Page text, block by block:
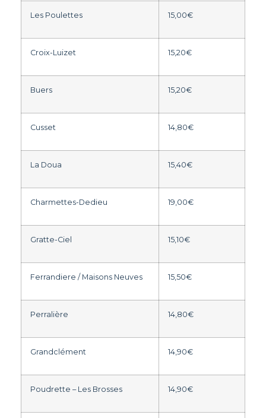
Les Poulettes 15,00€
Croix-Luizet 15,20€
Buers 15,20€
Cusset 14,80€
La Doua 15,40€
Charmettes-Dedieu 19,00€
Gratte-Ciel 15,10€
Ferrandiere / Maisons Neuves 15,50€
Perralière 14,80€
Grandclément 14,90€
Poudrette – Les Brosses 14,90€